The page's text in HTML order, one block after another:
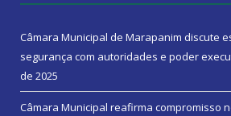
Câmara Municipal de Marapanim discute
segurança com autoridades e poder
de 2025
Câmara Municipal reafirma compromisso